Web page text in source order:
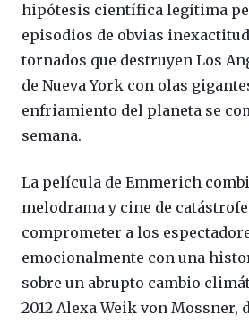
hipótesis científica legítima
episodios de obvias
tornados que destruyen Los
de Nueva York con olas
enfriamiento del planeta se
semana.
La película de Emmerich
melodrama y cine de
comprometer a los
emocionalmente con una
sobre un abrupto cambio
2012 Alexa Weik von Mossner,